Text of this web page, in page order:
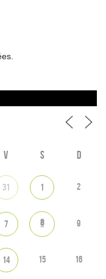
V S D
31 1 2
7 8 9
14 15 16